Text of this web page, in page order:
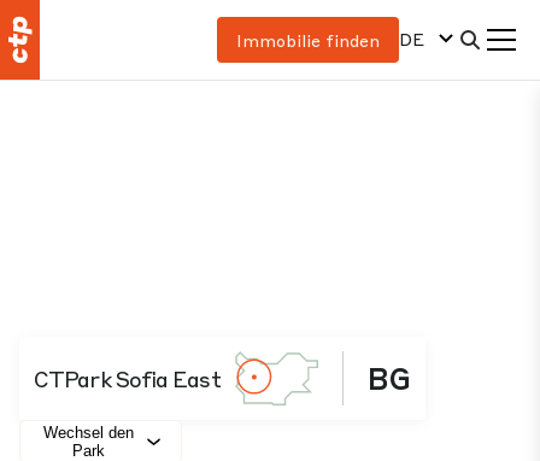
Immobilie finden DE
CTPark Sofia East BG
Wechsel den
Park